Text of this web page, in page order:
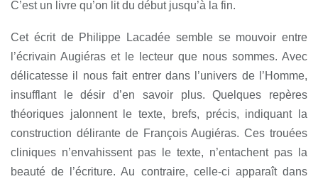
C’est un livre qu’on lit du début jusqu’à la fin.
Cet écrit de Philippe Lacadée semble se mouvoir entre
l’écrivain Augiéras et le lecteur que nous sommes. Avec
délicatesse il nous fait entrer dans l’univers de l’Homme,
insufflant le désir d’en savoir plus. Quelques repères
théoriques jalonnent le texte, brefs, précis, indiquant la
construction délirante de François Augiéras. Ces trouées
cliniques n’envahissent pas le texte, n’entachent pas la
beauté de l’écriture. Au contraire, celle-ci apparaît dans